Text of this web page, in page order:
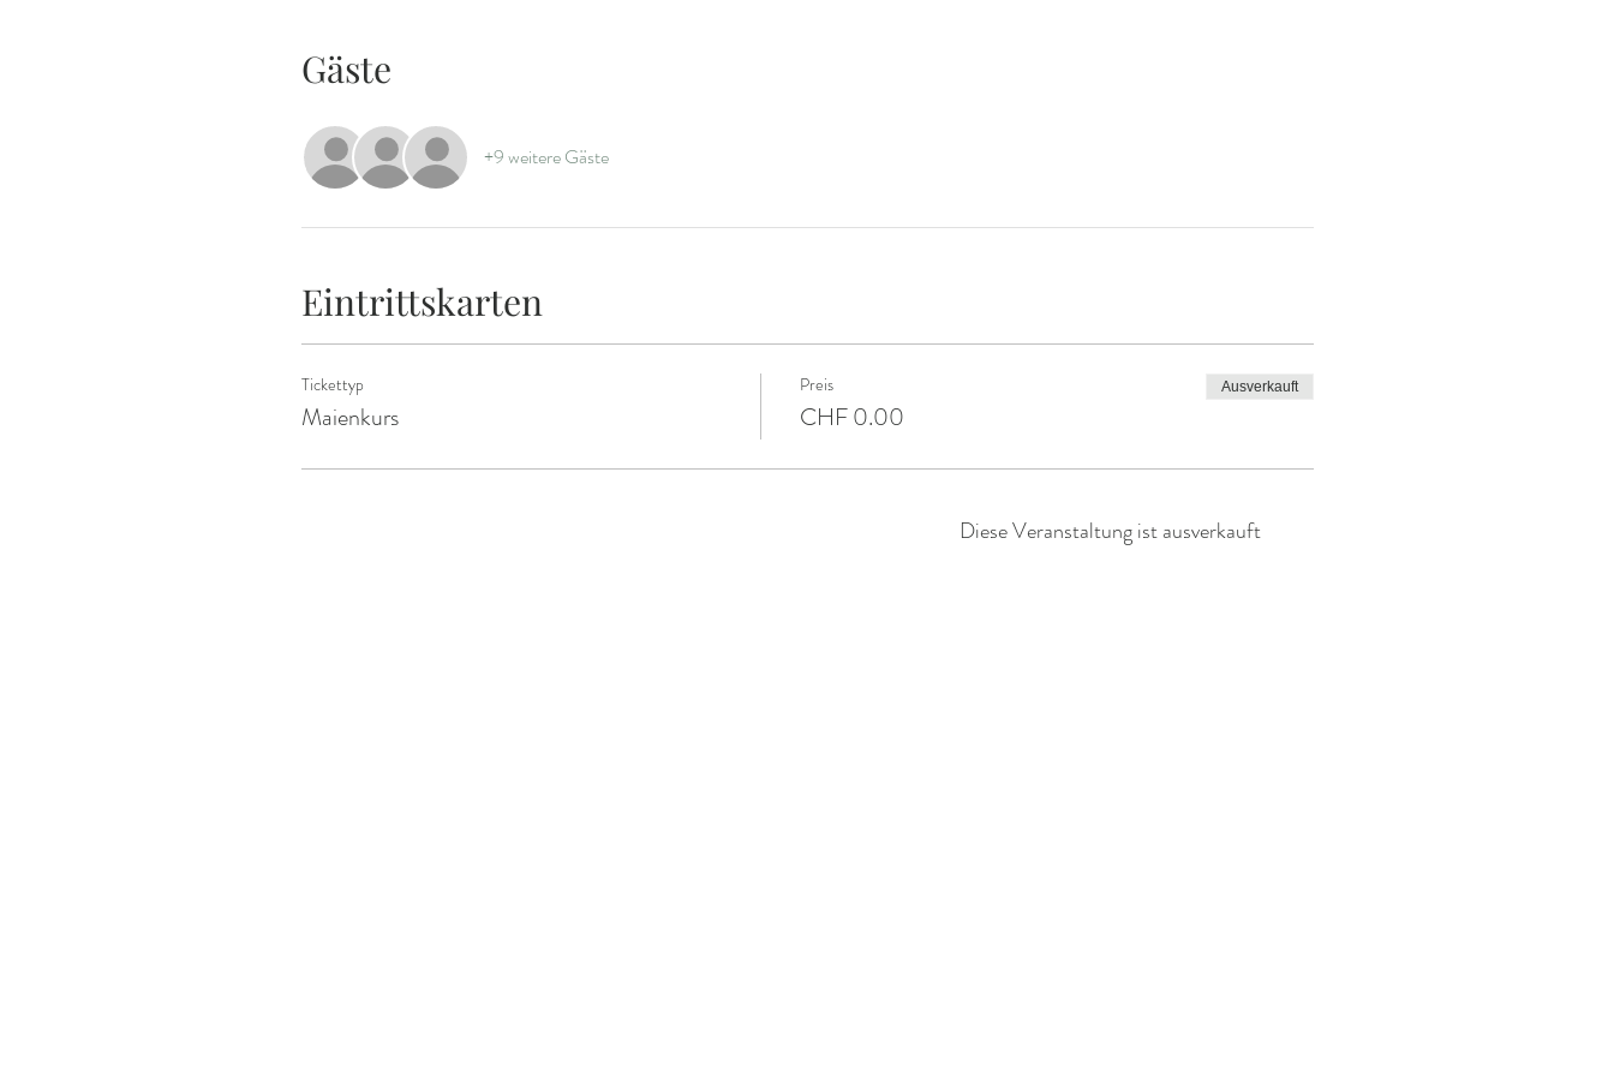
Gäste
+9 weitere Gäste
Eintrittskarten
Tickettyp
Maienkurs
Preis
CHF 0.00
Ausverkauft
Diese Veranstaltung ist ausverkauft